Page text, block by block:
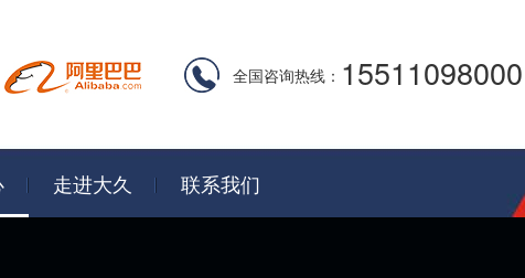
全国咨询热线： 15511098000
走进大久 联系我们